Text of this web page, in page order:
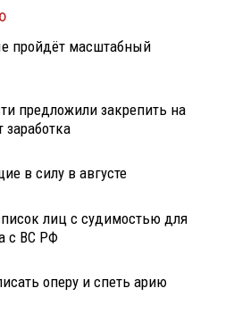
пройдёт масштабный
предложили закрепить на
заработка
в силу в августе
лиц с судимостью для
с ВС РФ
оперу и спеть арию